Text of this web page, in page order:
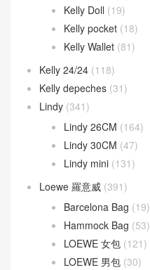
Kelly Doll (19)
Kelly pocket (18)
Kelly Wallet (81)
Kelly 24/24 (118)
Kelly depeches (31)
Lindy (341)
Lindy 26CM (164)
Lindy 30CM (47)
Lindy mini (131)
Loewe 羅意威 (391)
Barcelona Bag (19)
Hammock Bag (53)
LOEWE 女包 (121)
LOEWE 男包 (30)